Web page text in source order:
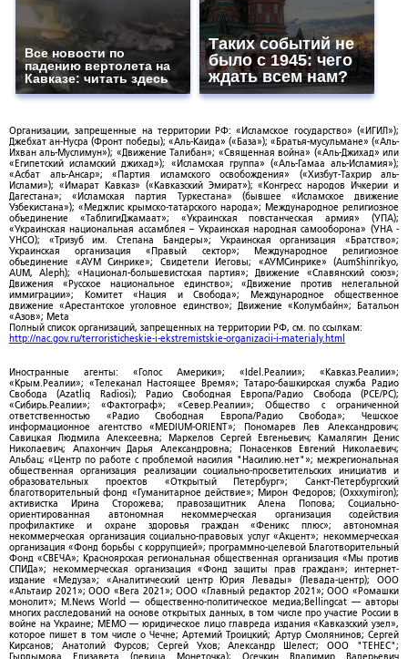
Все новости по
падению вертолета на
Кавказе: читать здесь
Таких событий не
было с 1945: чего
ждать всем нам?
Организации, запрещенные на территории РФ: «Исламское государство» («ИГИЛ»);
Джебхат ан-Нусра (Фронт победы); «Аль-Каида» («База»); «Братья-мусульмане» («Аль-
Ихван аль-Муслимун»); «Движение Талибан»; «Священная война» («Аль-Джихад» или
«Египетский исламский джихад»); «Исламская группа» («Аль-Гамаа аль-Исламия»);
«Асбат аль-Ансар»; «Партия исламского освобождения» («Хизбут-Тахрир аль-
Ислами»); «Имарат Кавказ» («Кавказский Эмират»); «Конгресс народов Ичкерии и
Дагестана»; «Исламская партия Туркестана» (бывшее «Исламское движение
Узбекистана»); «Меджлис крымско-татарского народа»; Международное религиозное
объединение «ТаблигиДжамаат»; «Украинская повстанческая армия» (УПА);
«Украинская национальная ассамблея – Украинская народная самооборона» (УНА -
УНСО); «Тризуб им. Степана Бандеры»; Украинская организация «Братство»;
Украинская организация «Правый сектор»; Международное религиозное
объединение «АУМ Синрике»; Свидетели Иеговы; «АУМСинрике» (AumShinrikyo,
AUM, Aleph); «Национал-большевистская партия»; Движение «Славянский союз»;
Движения «Русское национальное единство»; «Движение против нелегальной
иммиграции»; Комитет «Нация и Свобода»; Международное общественное
движение «Арестантское уголовное единство»; Движение «Колумбайн»; Батальон
«Азов»; Meta
Полный список организаций, запрещенных на территории РФ, см. по ссылкам:
http://nac.gov.ru/terroristicheskie-i-ekstremistskie-organizacii-i-materialy.html
Иностранные агенты: «Голос Америки»; «Idel.Реалии»; «Кавказ.Реалии»;
«Крым.Реалии»; «Телеканал Настоящее Время»; Татаро-башкирская служба Радио
Свобода (Azatliq Radiosi); Радио Свободная Европа/Радио Свобода (PCE/PC);
«Сибирь.Реалии»; «Фактограф»; «Север.Реалии»; Общество с ограниченной
ответственностью «Радио Свободная Европа/Радио Свобода»; Чешское
информационное агентство «MEDIUM-ORIENT»; Пономарев Лев Александрович;
Савицкая Людмила Алексеевна; Маркелов Сергей Евгеньевич; Камалягин Денис
Николаевич; Апахончич Дарья Александровна; Понасенков Евгений Николаевич;
Альбац; «Центр по работе с проблемой насилия "Насилию.нет"»; межрегиональная
общественная организация реализации социально-просветительских инициатив и
образовательных проектов «Открытый Петербург»; Санкт-Петербургский
благотворительный фонд «Гуманитарное действие»; Мирон Федоров; (Oxxxymiron);
активистка Ирина Сторожева; правозащитник Алена Попова; Социально-
ориентированная автономная некоммерческая организация содействия
профилактике и охране здоровья граждан «Феникс плюс»; автономная
некоммерческая организация социально-правовых услуг «Акцент»; некоммерческая
организация «Фонд борьбы с коррупцией»; программно-целевой Благотворительный
Фонд «СВЕЧА»; Красноярская региональная общественная организация «Мы против
СПИДа»; некоммерческая организация «Фонд защиты прав граждан»; интернет-
издание «Медуза»; «Аналитический центр Юрия Левады» (Левада-центр); ООО
«Альтаир 2021»; ООО «Вега 2021»; ООО «Главный редактор 2021»; ООО «Ромашки
монолит»; M.News World — общественно-политическое медиа;Bellingcat — авторы
многих расследований на основе открытых данных, в том числе про участие России в
войне на Украине; МЕМО — юридическое лицо главреда издания «Кавказский узел»,
которое пишет в том числе о Чечне; Артемий Троицкий; Артур Смолянинов; Сергей
Кирсанов; Анатолий Фурсов; Сергей Ухов; Александр Шелест; ООО "ТЕНЕС";
Гырдымова Елизавета (певица Монеточка); Осечкин Владимир Валерьевич